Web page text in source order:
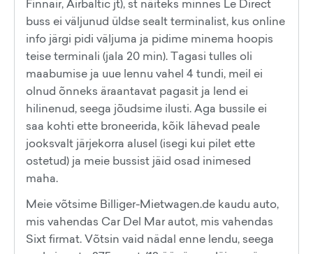
Finnair, Airbaltic jt), st näiteks minnes Le Direct
buss ei väljunud üldse sealt terminalist, kus online
info järgi pidi väljuma ja pidime minema hoopis
teise terminali (jala 20 min). Tagasi tulles oli
maabumise ja uue lennu vahel 4 tundi, meil ei
olnud õnneks äraantavat pagasit ja lend ei
hilinenud, seega jõudsime ilusti. Aga bussile ei
saa kohti ette broneerida, kõik lähevad peale
jooksvalt järjekorra alusel (isegi kui pilet ette
ostetud) ja meie bussist jäid osad inimesed
maha.
Meie võtsime Billiger-Mietwagen.de kaudu auto,
mis vahendas Car Del Mar autot, mis vahendas
Sixt firmat. Võtsin vaid nädal enne lendu, seega